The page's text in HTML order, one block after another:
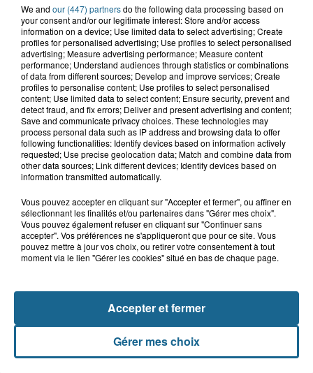
9 août 2026
Athlétisme, Boulogne-sur-Mer :
Jimmy Gressier visera le doublé 5...
9 août 2026
Des cours... de trottinette à Bray-
Dunes
NOS AUTRES PODCASTS
We and our (447) partnersdo the following data processing based on
your consent and/or our legitimate interest: Store and/or access
information on a device; Use limited data to select advertising; Create
profiles for personalised advertising; Use profiles to select personalised
advertising; Measure advertising performance; Measure content
performance; Understand audiences through statistics or combinations
of data from different sources; Develop and improve services; Create
profiles to personalise content; Use profiles to select personalised
content; Use limited data to select content; Ensure security, prevent and
detect fraud, and fix errors; Deliver and present advertising and content;
Save and communicate privacy choices. These technologies may
process personal data such as IP address and browsing data to offer
following functionalities: Identify devices based on information actively
requested; Use precise geolocation data; Match and combine data from
other data sources; Link different devices; Identify devices based on
information transmitted automatically.
Vous pouvez accepter en cliquant sur "Accepter et fermer", ou affiner en
sélectionnant les finalités et/ou partenaires dans "Gérer mes choix".
Vous pouvez également refuser en cliquant sur "Continuer sans
accepter". Vos préférences ne s'appliqueront que pour ce site. Vous
pouvez mettre à jour vos choix, ou retirer votre consentement à tout
moment via le lien "Gérer les cookies" situé en bas de chaque page.
Gérer mes choix
Accepter et fermer